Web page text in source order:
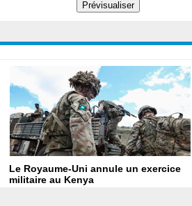
Le Royaume-Uni annule un exercice
militaire au Kenya